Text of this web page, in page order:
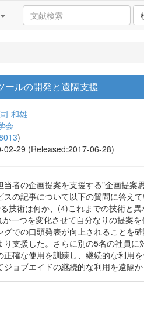
ールの開発と遠隔支援
和雄
会
)
29 (Released:2017-06-28)
者の企画提案を支援する"企画提案
の記事について以下の質問に答え
技術は何か、(4)これまでの技術と
一つを変化させて自分なりの提案
での口頭発表が向上されることを
支援した。さらに別の5名の社員
確な使用を訓練し、継続的な利用
ョブエイドの継続的な利用を遠隔か